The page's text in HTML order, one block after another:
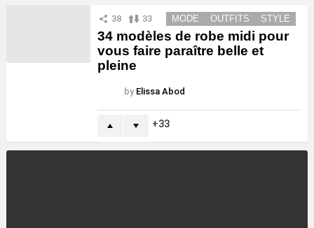
38 33 MODE OUTFITS STYLE
34 modèles de robe midi pour
vous faire paraître belle et
pleine
by Elissa Abod
33